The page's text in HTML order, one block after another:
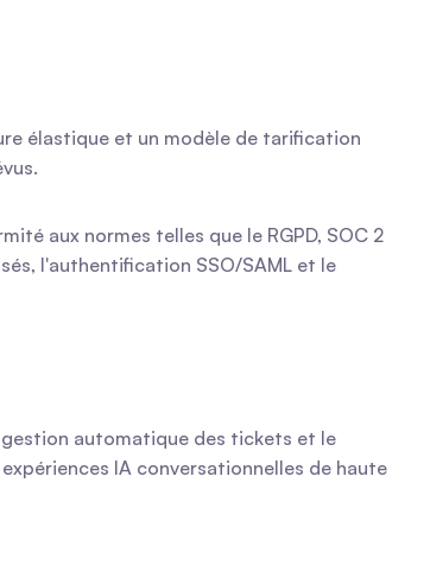
élastique et un modèle de tarification
aux normes telles que le RGPD, SOC 2
l'authentification SSO/SAML et le
automatique des tickets et le
IA conversationnelles de haute